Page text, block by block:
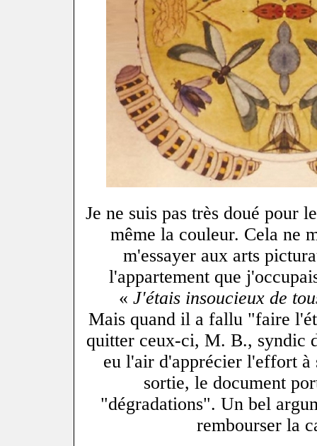
Je ne suis pas très doué pour
même la couleur. Cela ne
m'essayer aux arts
l'appartement que
« J'étais insoucieux de
Mais quand il a fallu "faire
quitter ceux-ci, M. B., syndic
eu l'air d'apprécier l'effort à
sortie, le document
"dégradations". Un bel
rembourser la